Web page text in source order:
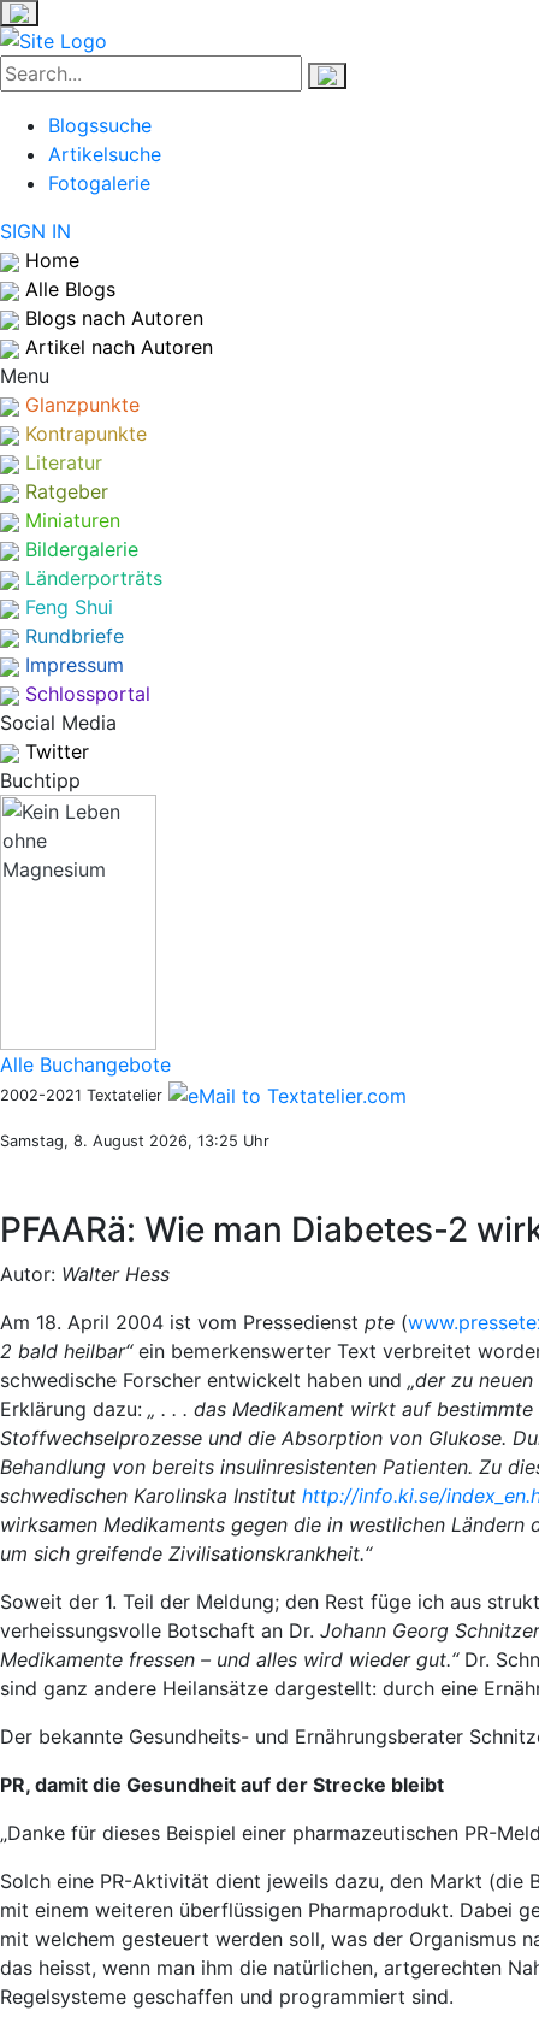
Blogssuche
Artikelsuche
Fotogalerie
SIGN IN
Home
Alle Blogs
Blogs nach Autoren
Artikel nach Autoren
Menu
Glanzpunkte
Kontrapunkte
Literatur
Ratgeber
Miniaturen
Bildergalerie
Länderporträts
Feng Shui
Rundbriefe
Impressum
Schlossportal
Social Media
Twitter
Buchtipp
Alle Buchangebote
2002-2021 Textatelier
Samstag, 8. August 2026, 13:25 Uhr
PFAARä: Wie man Diabetes-2
Autor: Walter Hess
Am 18. April 2004 ist vom Pressedienst pte (
2 bald heilbar“ein bemerkenswerter Text verbreitet
schwedische Forscher entwickelt haben und „der zu
Erklärung dazu: „ . . . das Medikament wirkt auf
Stoffwechselprozesse und die Absorption von Glukose.
Behandlung von bereits insulinresistenten Patienten. Zu
schwedischen Karolinska Institut http://info.ki.se/
wirksamen Medikaments gegen die in westlichen
um sich greifende Zivilisationskrankheit.“
Soweit der 1. Teil der Meldung; den Rest füge ich aus
verheissungsvolle Botschaft an Dr. Johann Georg Schnitzer
Medikamente fressen – und alles wird wieder gut.“Dr.
sind ganz andere Heilansätze dargestellt: durch eine
Der bekannte Gesundheits- und Ernährungsberater
PR, damit die Gesundheit auf der Strecke bleibt
„Danke für dieses Beispiel einer pharmazeutischen PR-
Solch eine PR-Aktivität dient jeweils dazu, den Markt (die
mit einem weiteren überflüssigen Pharmaprodukt. Dabei
mit welchem gesteuert werden soll, was der Organismus
das heisst, wenn man ihm die natürlichen, artgerechten
Regelsysteme geschaffen und programmiert sind.